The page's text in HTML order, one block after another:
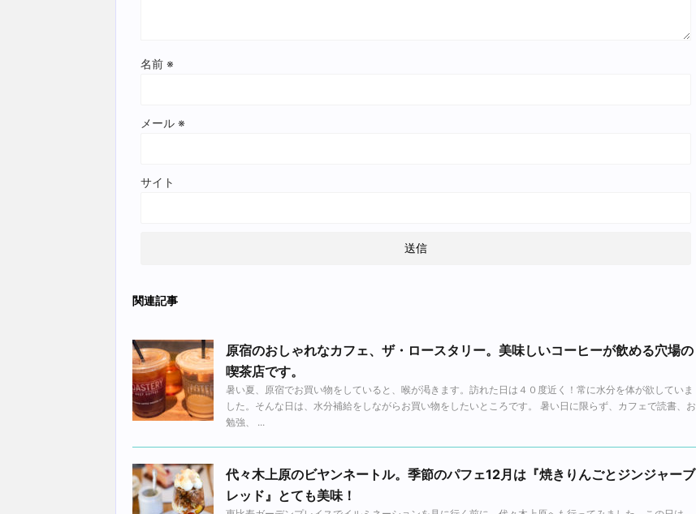
名前 ※
メール ※
サイト
関連記事
原宿のおしゃれなカフェ、ザ・ロースタリー。美味しいコーヒーが飲める穴場の
喫茶店です。
暑い夏、原宿でお買い物をしていると、喉が渇きます。訪れた日は４０度近く！常に水分を体が欲していま
した。そんな日は、水分補給をしながらお買い物をしたいところです。 暑い日に限らず、カフェで読書、お
勉強、 ...
代々木上原のビヤンネートル。季節のパフェ12月は『焼きりんごとジンジャーブ
レッド』とても美味！